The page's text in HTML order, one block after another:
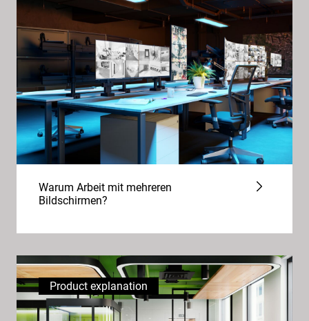
Warum Arbeit mit mehreren
Bildschirmen?
Product explanation